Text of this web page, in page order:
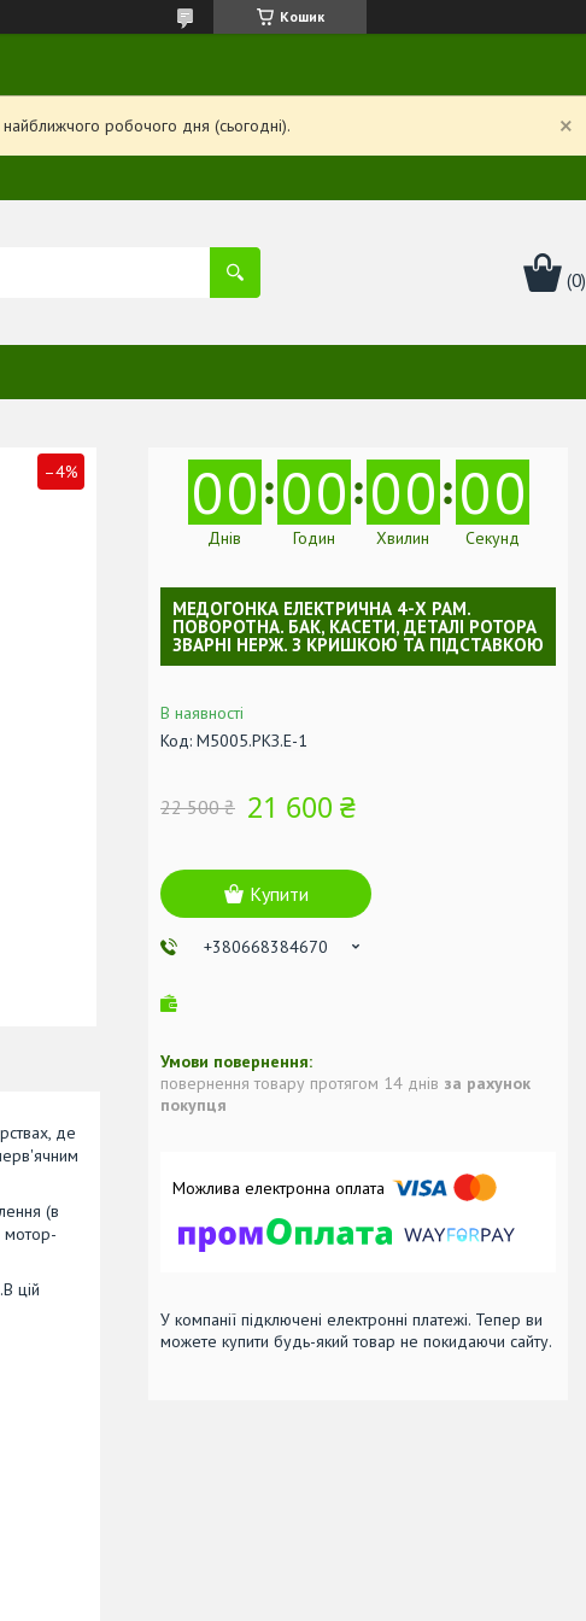
Кошик
робочого дня (сьогодні).
–4%
де
(в
мотор-
цій
00
Днів
00
Годин
00
Хвилин
00
Секунд
МЕДОГОНКА ЕЛЕКТРИЧНА 4-Х РАМ.
ПОВОРОТНА. БАК, КАСЕТИ, ДЕТАЛІ РОТОРА
ЗВАРНІ НЕРЖ. З КРИШКОЮ ТА ПІДСТАВКОЮ
В наявності
Код: М5005.РКЗ.Е-1
22 500 ₴ 21 600 ₴
Купити
+380668384670
повернення товару протягом 14 днів за рахунок
покупця
У компанії підключені електронні платежі. Тепер ви
можете купити будь-який товар не покидаючи сайту.